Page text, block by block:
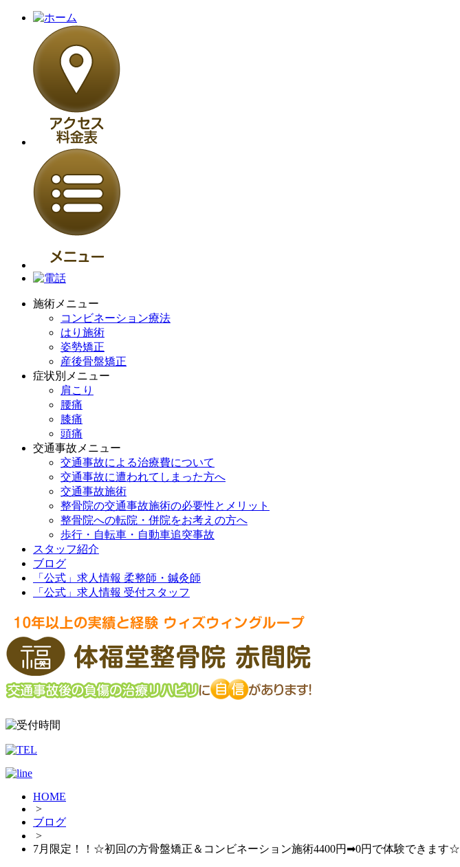
施術メニュー
コンビネーション療法
はり施術
姿勢矯正
産後骨盤矯正
症状別メニュー
肩こり
腰痛
膝痛
頭痛
交通事故メニュー
交通事故による治療費について
交通事故に遭われてしまった方へ
交通事故施術
整骨院の交通事故施術の必要性とメリット
整骨院への転院・併院をお考えの方へ
歩行・自転車・自動車追突事故
スタッフ紹介
ブログ
「公式」求人情報 柔整師・鍼灸師
「公式」求人情報 受付スタッフ
HOME
>
ブログ
>
7月限定！！☆初回の方骨盤矯正＆コンビネーション施術4400円➡0円で体験できます☆